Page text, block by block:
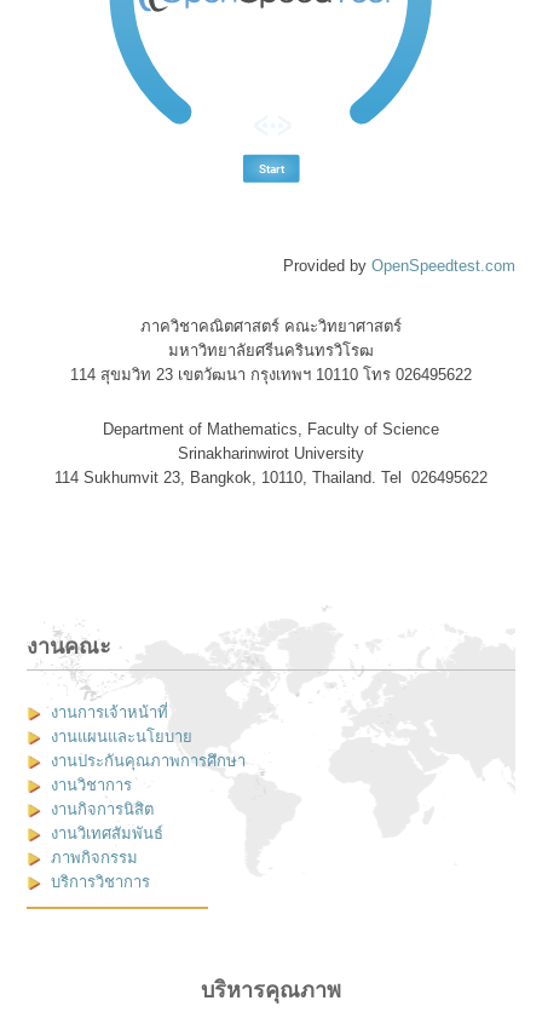
Provided by OpenSpeedtest.com
ภาควิชาคณิตศาสตร์ คณะวิทยาศาสตร์
มหาวิทยาลัยศรีนครินทรวิโรฒ
114 สุขมวิท 23 เขตวัฒนา กรุงเทพฯ 10110 โทร 026495622
Department of Mathematics, Faculty of Science
Srinakharinwirot University
114 Sukhumvit 23, Bangkok, 10110, Thailand. Tel 026495622
งานคณะ
งานการเจ้าหน้าที่
งานแผนและนโยบาย
งานประกันคุณภาพการศึกษา
งานวิชาการ
งานกิจการนิสิต
งานวิเทศสัมพันธ์
ภาพกิจกรรม
บริการวิชาการ
บริหารคุณภาพ